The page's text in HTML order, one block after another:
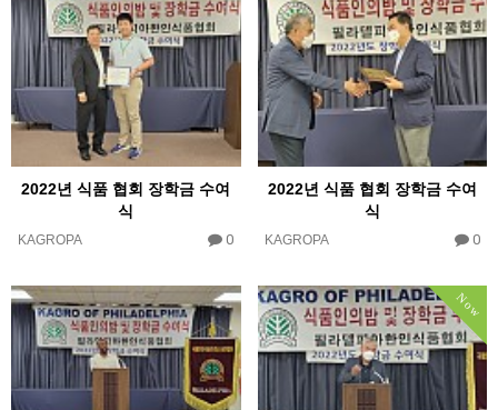
2022년 식품 협회 장학금 수여
식
KAGROPA 0
2022년 식품 협회 장학금 수여
식
KAGROPA 0
Now